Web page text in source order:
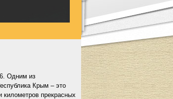
Одним из
Крым – это
километров прекрасных